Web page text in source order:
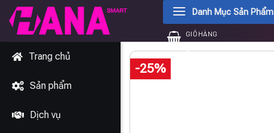
Chuyển
đến
dung
Danh Mục Sản Phẩm
GIỎ HÀNG
0₫
Trang chủ
Sản phẩm
Dịch vụ
-25%